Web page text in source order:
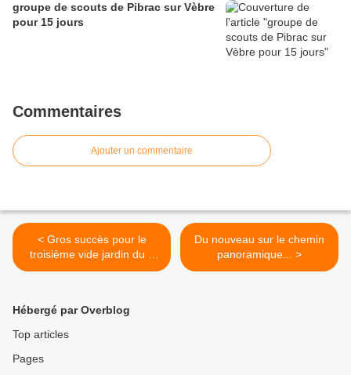
groupe de scouts de Pibrac sur Vèbre
pour 15 jours
Commentaires
Ajouter un commentaire
< Gros succès pour le
troisième vide jardin du 5
mai à Urs !
Du nouveau sur le chemin
panoramique... >
Hébergé par Overblog
Top articles
Pages